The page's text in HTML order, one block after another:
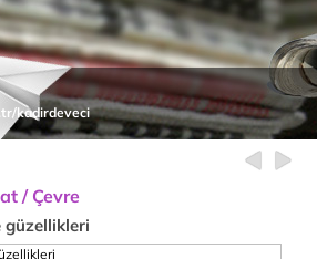
kadirdeveci
/ Çevre
güzellikleri